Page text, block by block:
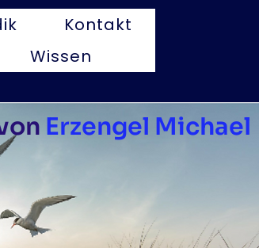
Kontakt
Wissen
Erzengel Michael